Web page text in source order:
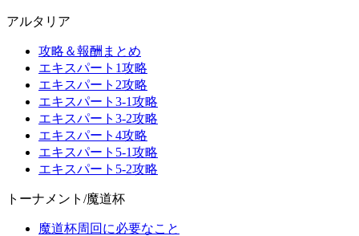
アルタリア
攻略＆報酬まとめ
エキスパート1攻略
エキスパート2攻略
エキスパート3-1攻略
エキスパート3-2攻略
エキスパート4攻略
エキスパート5-1攻略
エキスパート5-2攻略
トーナメント/魔道杯
魔道杯周回に必要なこと